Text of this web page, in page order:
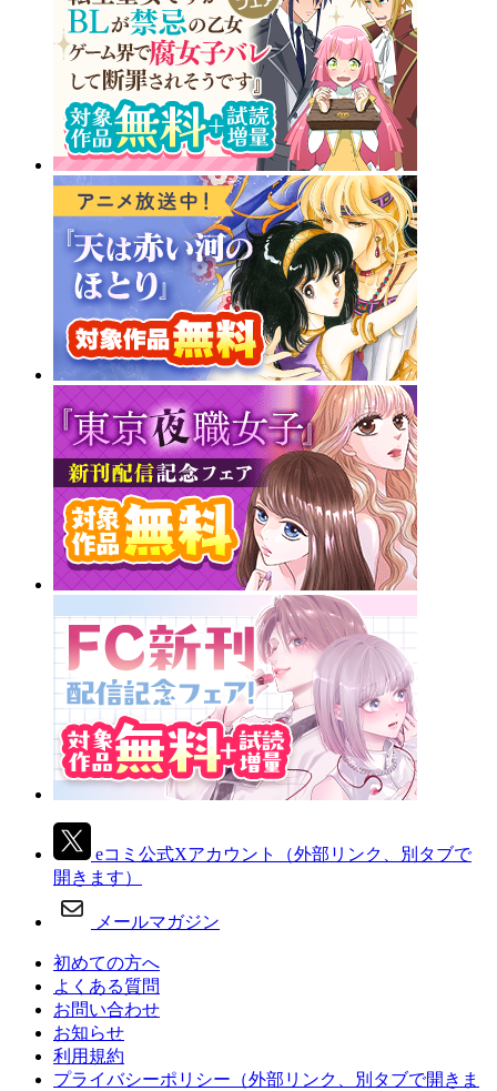
eコミ公式Xアカウント
（外部リンク、別タブで
開きます）
メールマガジン
初めての方へ
よくある質問
お問い合わせ
お知らせ
利用規約
プライバシーポリシー （外部リンク、別タブで開きま